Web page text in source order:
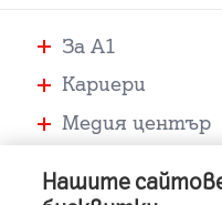
За А1
Кариери
Медия център
Устройства
Нашите